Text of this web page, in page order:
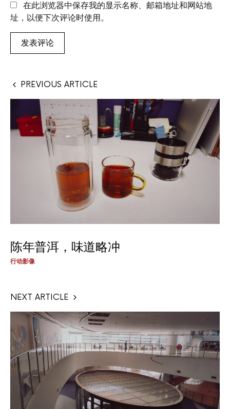
在此浏览器中保存我的显示名称、邮箱地址和网站地
址，以便下次评论时使用。
PREVIOUS ARTICLE
陈年普洱，味道略冲
行动影像
NEXT ARTICLE